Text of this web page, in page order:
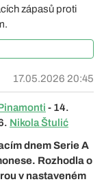
zápasů proti
17.05.2026 20:45
- 14.
Nikola Štulić
dnem Serie A
Rozhodla o
v nastaveném